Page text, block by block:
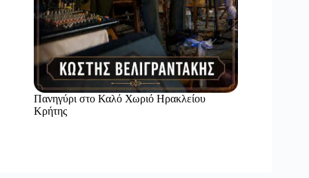
Πανηγύρι στο Καλό Χωριό Ηρακλείου
Κρήτης